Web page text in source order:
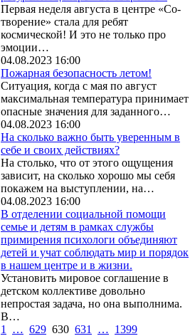
Первая неделя августа в центре «Со-
творение» стала для ребят
космической! И это не только про
эмоции…
04.08.2023 16:00
Пожарная безопасность летом!
Ситуация, когда с мая по август
максимальная температура принимает
опасные значения для заданного…
04.08.2023 16:00
На сколько важно быть уверенным в
себе и своих действиях?
На столько, что от этого ощущения
зависит, на сколько хорошо мы себя
покажем на выступлении, на…
04.08.2023 16:00
В отделении социальной помощи
семье и детям в рамках службы
примирения психологи объединяют
детей и учат соблюдать мир и порядок
в нашем центре и в жизни.
Установить мировое соглашение в
детском коллективе довольно
непростая задача, но она выполнима.
В…
1
… 629 630 631 … 1399